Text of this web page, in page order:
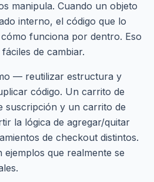
manipula. Cuando un objeto
interno, el código que lo
funciona por dentro. Eso
de cambiar.
— reutilizar estructura y
código. Un carrito de
suscripción y un carrito de
la lógica de agregar/quitar
de checkout distintos.
que realmente se